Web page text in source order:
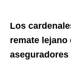
Los
remate lejano